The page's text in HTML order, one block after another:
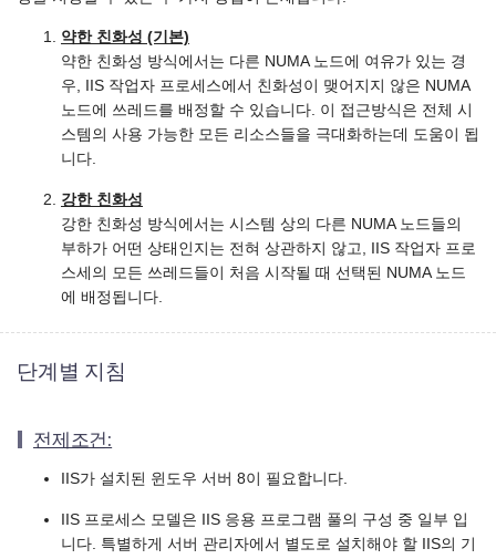
약한 친화성 (기본)
약한 친화성 방식에서는 다른 NUMA 노드에 여유가 있는 경
우, IIS 작업자 프로세스에서 친화성이 맺어지지 않은 NUMA
노드에 쓰레드를 배정할 수 있습니다. 이 접근방식은 전체 시
스템의 사용 가능한 모든 리소스들을 극대화하는데 도움이 됩
니다.
강한 친화성
강한 친화성 방식에서는 시스템 상의 다른 NUMA 노드들의
부하가 어떤 상태인지는 전혀 상관하지 않고, IIS 작업자 프로
스세의 모든 쓰레드들이 처음 시작될 때 선택된 NUMA 노드
에 배정됩니다.
단계별 지침
전제조건:
IIS가 설치된 윈도우 서버 8이 필요합니다.
IIS 프로세스 모델은 IIS 응용 프로그램 풀의 구성 중 일부 입
니다. 특별하게 서버 관리자에서 별도로 설치해야 할 IIS의 기